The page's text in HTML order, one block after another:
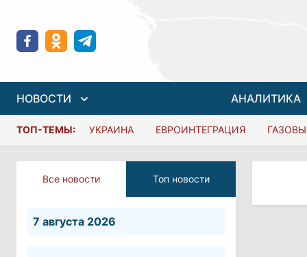
НОВОСТИ АНАЛИТИКА
ТОП-ТЕМЫ: УКРАИНА ЕВРОИНТЕГРАЦИЯ
Все новости Топ новости
7 августа 2026